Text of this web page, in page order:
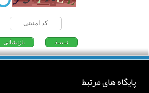
پایگاه های مرتبط